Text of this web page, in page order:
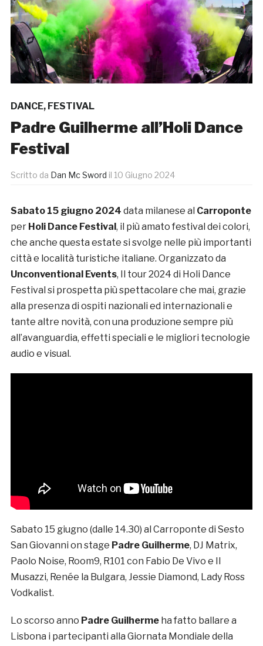
DANCE, FESTIVAL
Padre Guilherme all’Holi Dance
Festival
Scritto da Dan Mc Sword il 10 Giugno 2024
Sabato 15 giugno 2024 data milanese al Carroponte
per Holi Dance Festival , il più amato festival dei colori,
che anche questa estate si svolge nelle più importanti
città e località turistiche italiane. Organizzato da
Unconventional Events, Il tour 2024 di Holi Dance
Festival si prospetta più spettacolare che mai, grazie
alla presenza di ospiti nazionali ed internazionali e
tante altre novità, con una produzione sempre più
all’avanguardia, effetti speciali e le migliori tecnologie
audio e visual.
Sabato 15 giugno (dalle 14.30) al Carroponte di Sesto
San Giovanni on stage Padre Guilherme, DJ Matrix,
Paolo Noise, Room9, R101 con Fabio De Vivo e Il
Musazzi, Renée la Bulgara, Jessie Diamond, Lady Ross
Vodkalist.
Lo scorso anno Padre Guilhermeha fatto ballare a
Lisbona i partecipanti alla Giornata Mondiale della